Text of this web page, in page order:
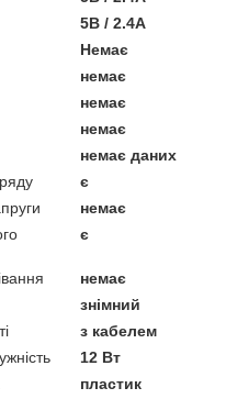
5В / 2.4А
Немає
немає
немає
немає
немає даних
є
немає
є
немає
знімний
з кабелем
12 Вт
пластик